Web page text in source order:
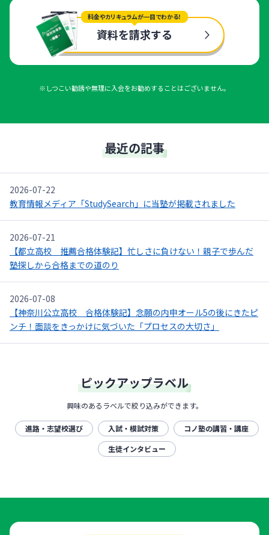
料金やカリキュラムが一目でわかる！
資料を請求する
※しつこい勧誘や無理に入会をお勧めすることはございません。
最近の記事
2026-07-22
教育情報メディア「StudySearch」に当塾が掲載されました
2026-07-21
【都立高校 推薦合格体験記】忙しさに負けない！親子で歩んだ
塾探しから合格までの道のり
2026-07-08
【神奈川公立高校 合格体験記】念願の内申オール5の後にきたピ
ンチ！面談をきっかけに気づいた「プロセスの大切さ」
ピックアップラベル
興味のあるラベルで絞り込みができます。
進路・志望校選び 入試・模試対策
コノ塾の講習・講座
生徒インタビュー